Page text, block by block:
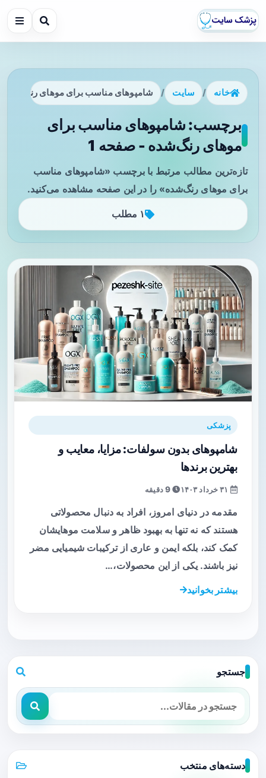
خانه / سایت / شامپوهای مناسب برای موهای رنگ‌شده
برچسب: شامپوهای مناسب برای
موهای رنگ‌شده - صفحه 1
تازه‌ترین مطالب مرتبط با برچسب «شامپوهای مناسب
برای موهای رنگ‌شده» را در این صفحه مشاهده می‌کنید.
۱ مطلب
پزشکی
شامپوهای بدون سولفات: مزایا، معایب و
بهترین برندها
9 دقیقه
مقدمه در دنیای امروز، افراد به دنبال محصولاتی
هستند که نه تنها به بهبود ظاهر و سلامت موهایشان
کمک کند، بلکه ایمن و عاری از ترکیبات شیمیایی مضر
نیز باشند. یکی از این محصولات،…
بیشتر بخوانید
جستجو
دسته‌های منتخب